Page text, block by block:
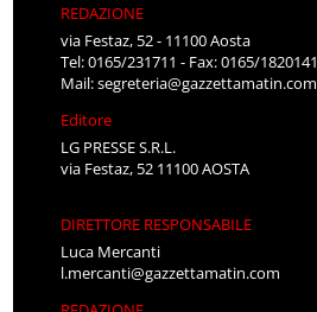
via Festaz, 52 - 11100 Aosta
Tel: 0165/231711 - Fax: 0165/1820141
Mail:segreteria@gazzettamatin.com
Editore
LG PRESSE S.R.L.
via Festaz, 52 11100 AOSTA
Luca Mercanti
l.mercanti@gazzettamatin.com
REDAZIONE